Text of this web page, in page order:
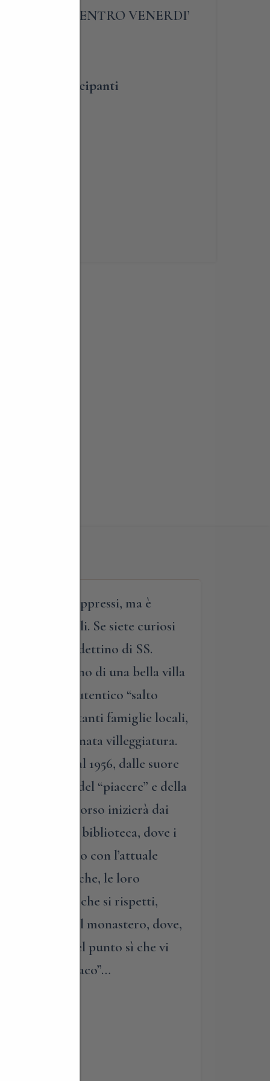
ENTRO VENERDI’
dei partecipanti
soppressi, ma è
ville signorili. Se siete curiosi
benedettino di SS.
all’interno di una bella villa
faremo un autentico “salto
alle importanti famiglie locali,
alla raffinata villeggiatura.
proprio dal 1956, dalle suore
molti spazi del “piacere” e della
Il nostro percorso inizierà dai
meravigliosa biblioteca, dove i
di contatto con l’attuale
delle monache, le loro
“mistico” che si rispetti,
chiesa del monastero, dove,
a quel punto sì che vi
“paradisiaco”…